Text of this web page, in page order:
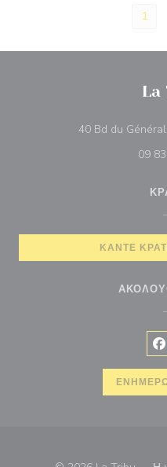
1
La
40 Bd du
09
ΚΆΝΤΕ